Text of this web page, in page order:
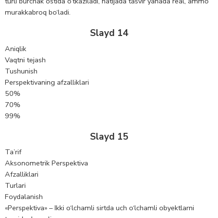
murakkabroq bo‘ladi.
Slayd 14
Aniqlik
Vaqtni tejash
Tushunish
Perspektivaning afzalliklari
50%
70%
99%
Slayd 15
Ta’rif
Aksonometrik Perspektiva
Afzalliklari
Turlari
Foydalanish
«Perspektiva» – Ikki o‘lchamli sirtda uch o‘lchamli obyektlarni